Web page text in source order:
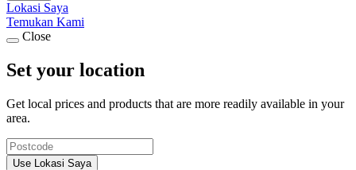
Lokasi Saya
Temukan Kami
Close
Set your location
Get local prices and products that are more readily available in your
area.
Use Lokasi Saya